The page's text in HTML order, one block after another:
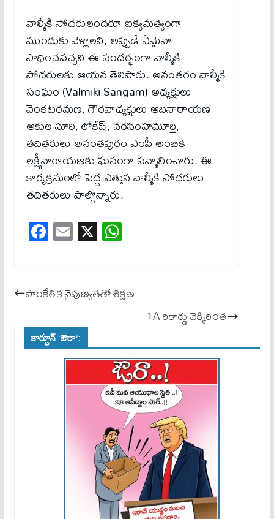
వాల్మీకి సోదరులందరూ ఐక్యమత్యంగా
ముందుకు వెళ్లాలని, అప్పుడే ఏమైనా
సాధించవచ్చని ఈ సందర్భంగా వాల్మీకి
సోదరులకు ఆయన తెలిపారు. అనంతరం వాల్మీకి
సంఘం (Valmiki Sangam) అధ్యక్షులు
వెంకటరమణ, గౌరవాధ్యక్షులు ఆదినారాయణ
ఆకుల సూరి, లోకేష్, నరసింహమూర్తి,
తదితరులు అనంతపురం ఎంపీ అంబిక
లక్ష్మీనారాయణకు ఘనంగా సన్మానించారు. ఈ
కార్యక్రమంలో పెద్ద ఎత్తున వాల్మీకి సోదరులు
తదితరులు పాల్గొన్నారు.
Fa
ce
ok
E
m
X W
ha
A
pp
సాంకేతిక నైపుణ్యతతో శిక్షణ
1A రికార్డు వెక్కిరింత
కార్టూన్ ‘ఔరా’: